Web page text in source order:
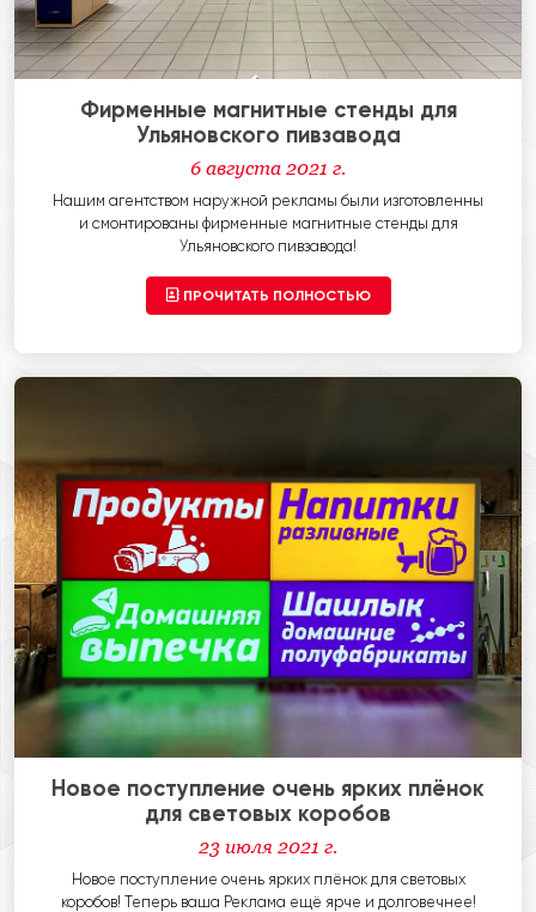
Фирменные магнитные стенды для
Ульяновского пивзавода
6 августа 2021 г.
Нашим агентством наружной рекламы были изготовленны
и смонтированы фирменные магнитные стенды для
Ульяновского пивзавода!
ПРОЧИТАТЬ ПОЛНОСТЬЮ
Новое поступление очень ярких плёнок
для световых коробов
23 июля 2021 г.
Новое поступление очень ярких плёнок для световых
коробов! Теперь ваша Реклама ещё ярче и долговечнее!